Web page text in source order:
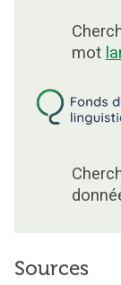
mot
Sources